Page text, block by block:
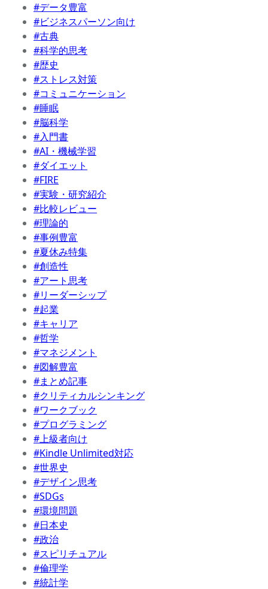
#データ豊富
#ビジネスパーソン向け
#古典
#科学的思考
#歴史
#ストレス対策
#コミュニケーション
#睡眠
#脳科学
#入門書
#AI・機械学習
#ダイエット
#FIRE
#実験・研究紹介
#比較レビュー
#理論的
#事例豊富
#夏休み特集
#創造性
#アート思考
#リーダーシップ
#起業
#キャリア
#哲学
#マネジメント
#図解豊富
#まとめ記事
#クリティカルシンキング
#ワークブック
#プログラミング
#上級者向け
#Kindle Unlimited対応
#世界史
#デザイン思考
#SDGs
#環境問題
#日本史
#政治
#スピリチュアル
#倫理学
#統計学